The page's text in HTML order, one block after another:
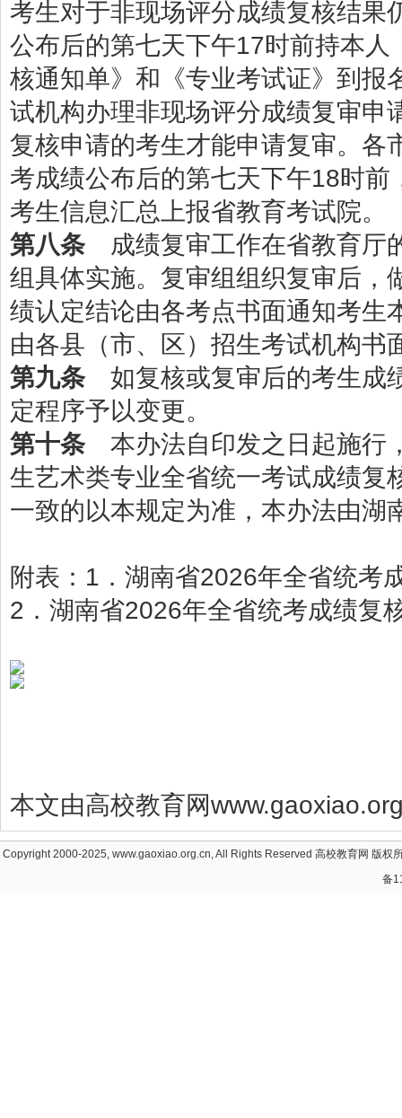
考生对于非现场评分成绩复核结果
公布后的第七天下午17时前持本
核通知单》和《专业考试证》到报
试机构办理非现场评分成绩复审申
复核申请的考生才能申请复审。各
考成绩公布后的第七天下午18时
考生信息汇总上报省教育考试院。
第八条成绩复审工作在省教育厅
组具体实施。复审组组织复审后，
绩认定结论由各考点书面通知考生
由各县（市、区）招生考试机构书
第九条如复核或复审后的考生成
定程序予以变更。
第十条本办法自印发之日起施行
生艺术类专业全省统一考试成绩复
一致的以本规定为准，本办法由湖
附表：1． 湖南省2026年全省统考
2．湖南省2026年全省统考成绩复
本文由高校教育网
Copyright 2000-2025, www.gaoxiao.org.cn, All Rights Reserved 高校教育网 版权
备